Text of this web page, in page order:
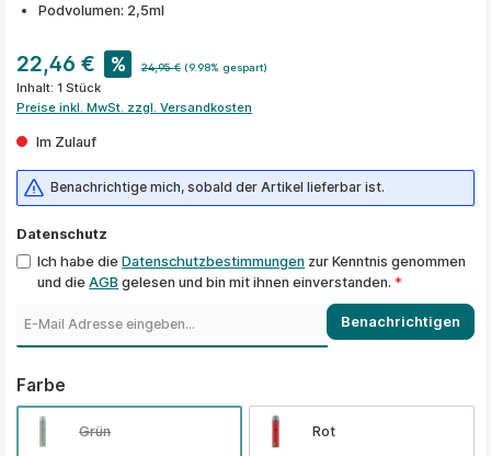
Podvolumen: 2,5ml
22,46 € % 24,95 € (9.98% gespart)
Inhalt: 1 Stück
Preise inkl. MwSt. zzgl. Versandkosten
Im Zulauf
Benachrichtige mich, sobald der Artikel lieferbar ist.
Datenschutz
Ich habe dieDatenschutzbestimmungen zur Kenntnis genommen
und dieAGB gelesen und bin mit ihnen einverstanden.*
Benachrichtigen
Farbe
Grün Rot